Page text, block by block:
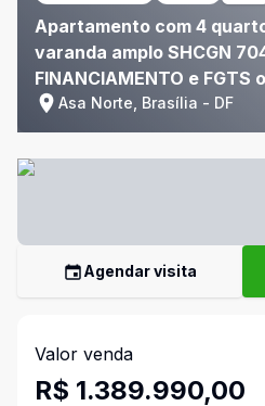
Apartamento com 4
varanda amplo SHCGN
FINANCIAMENTO e FGTS
Asa Norte, Brasília - DF
Agendar visita
Valor venda
R$ 1.389.990,00